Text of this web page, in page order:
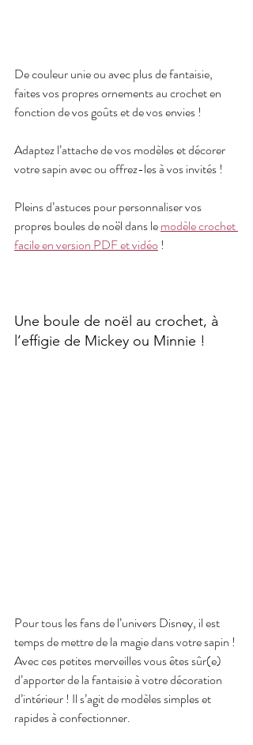
De couleur unie ou avec plus de fantaisie,
faites vos propres ornements au crochet en
fonction de vos goûts et de vos envies !
Adaptez l’attache de vos modèles et décorer
votre sapin avec ou offrez-les à vos invités !
Pleins d’astuces pour personnaliser vos
propres boules de noël dans le modèle crochet
facile en version PDF et vidéo !
Une boule de noël au crochet, à
l’effigie de Mickey ou Minnie !
Pour tous les fans de l’univers Disney, il est
temps de mettre de la magie dans votre sapin !
Avec ces petites merveilles vous êtes sûr(e)
d’apporter de la fantaisie à votre décoration
d’intérieur ! Il s’agit de modèles simples et
rapides à confectionner.